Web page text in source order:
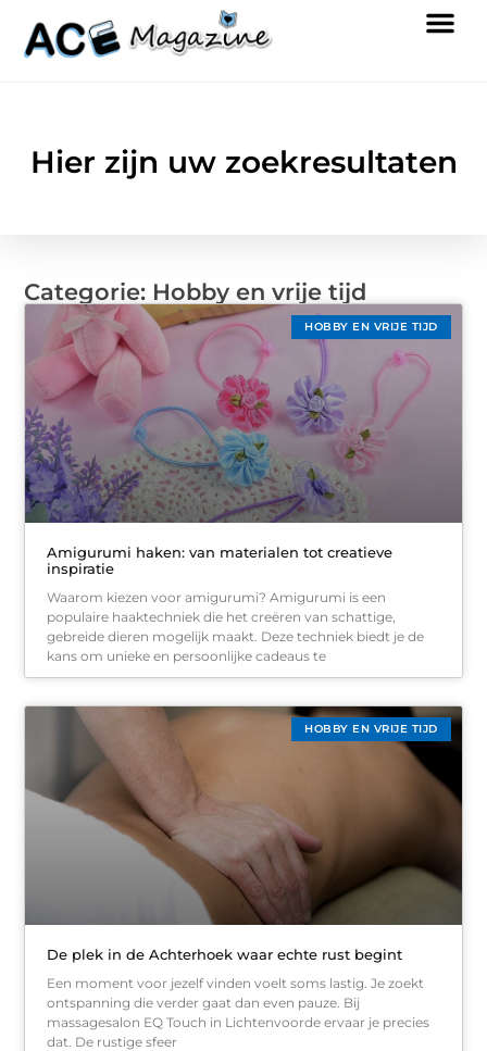
Hier zijn uw zoekresultaten
Categorie: Hobby en vrije tijd
HOBBY EN VRIJE TIJD
Amigurumi haken: van materialen tot creatieve
inspiratie
Waarom kiezen voor amigurumi? Amigurumi is een
populaire haaktechniek die het creëren van schattige,
gebreide dieren mogelijk maakt. Deze techniek biedt je de
kans om unieke en persoonlijke cadeaus te
HOBBY EN VRIJE TIJD
De plek in de Achterhoek waar echte rust begint
Een moment voor jezelf vinden voelt soms lastig. Je zoekt
ontspanning die verder gaat dan even pauze. Bij
massagesalon EQ Touch in Lichtenvoorde ervaar je precies
dat. De rustige sfeer